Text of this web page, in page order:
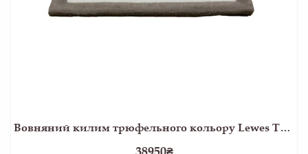
Вовняний килим трюфельного кольору Lewes TRUFFLE 200x290